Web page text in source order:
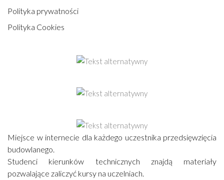
Polityka prywatności
Polityka Cookies
Miejsce w internecie dla każdego uczestnika przedsięwzięcia
budowlanego.
Studenci kierunków technicznych znajdą materiały
pozwalające zaliczyć kursy na uczelniach.